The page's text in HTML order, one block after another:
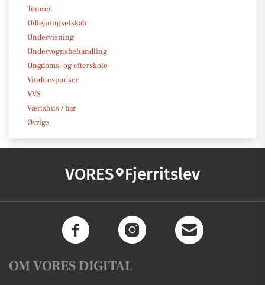
Tømrer
Udlejningselskab
Undervisning
Undervognsbehandling
Ungdoms- og efterskole
Vinduespudser
VVS
Værtshus / bar
Øvrige
VORES Fjerritslev
OM VORES DIGITAL